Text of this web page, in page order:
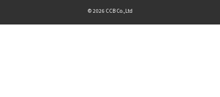
© 2026 CCB Co.,Ltd